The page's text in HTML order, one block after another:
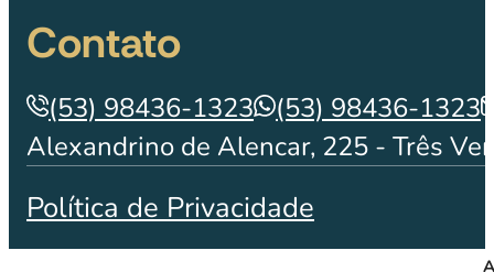
Contato
(53) 98436-1323
(53) 98436-1323
Alexandrino de Alencar, 225 - Três
Política de Privacidade